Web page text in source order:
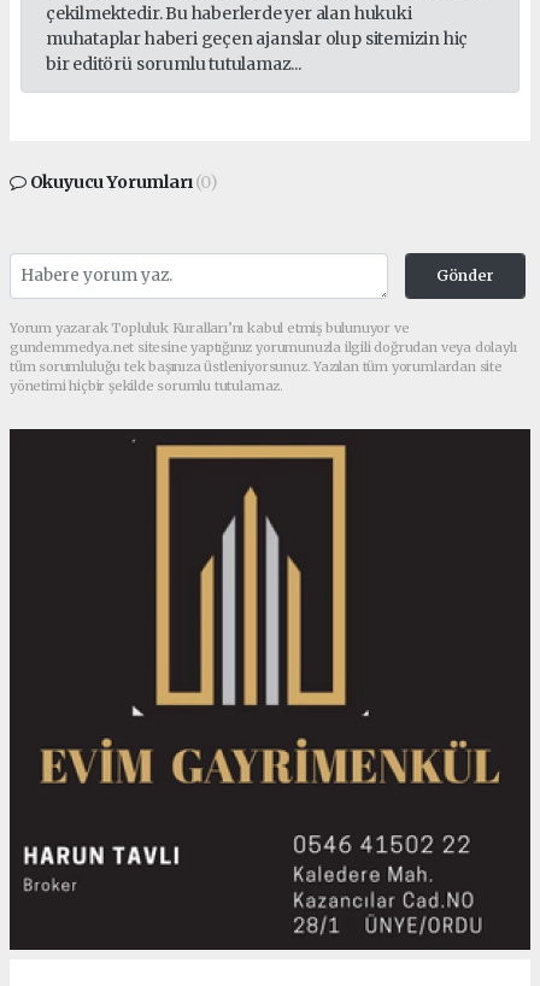
çekilmektedir. Bu haberlerde yer alan hukuki
muhataplar haberi geçen ajanslar olup sitemizin hiç
bir editörü sorumlu tutulamaz...
Okuyucu Yorumları(0)
Gönder
Yorum yazarak Topluluk Kuralları’nı kabul etmiş bulunuyor ve
gundemmedya.net sitesine yaptığınız yorumunuzla ilgili doğrudan veya dolaylı
tüm sorumluluğu tek başınıza üstleniyorsunuz. Yazılan tüm yorumlardan site
yönetimi hiçbir şekilde sorumlu tutulamaz.